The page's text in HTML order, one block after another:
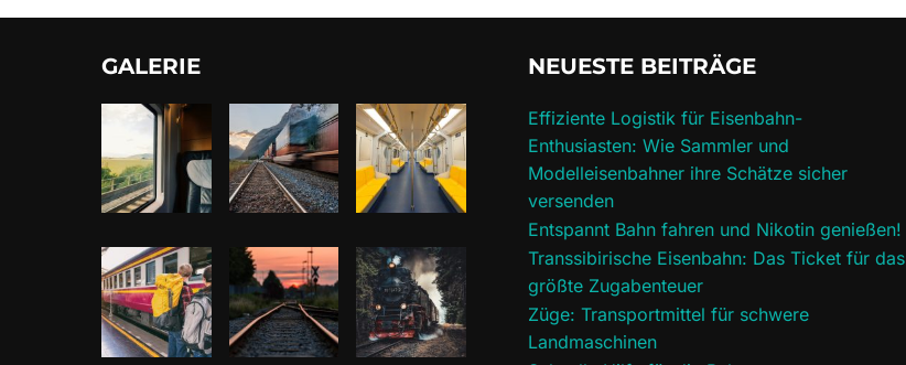
GALERIE NEUESTE BEITRÄGE
Effiziente Logistik für Eisenbahn-
Enthusiasten: Wie Sammler und
Modelleisenbahner ihre Schätze sicher
versenden
Entspannt Bahn fahren und Nikotin genießen!
Transsibirische Eisenbahn: Das Ticket für das
größte Zugabenteuer
Züge: Transportmittel für schwere
Landmaschinen